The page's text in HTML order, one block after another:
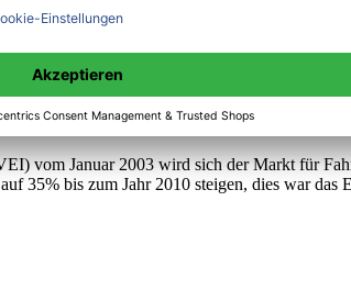
Markt immer mehr an Bedeutung.
vom Januar 2003 wird sich der Markt für
35% bis zum Jahr 2010 steigen, dies war das